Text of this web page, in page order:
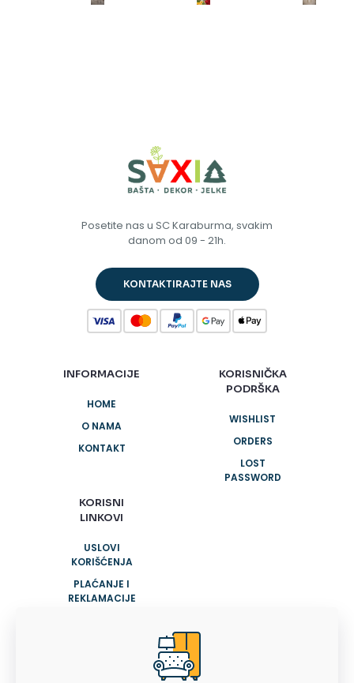
Posetite nas u SC Karaburma, svakim
danom od 09 - 21h.
KONTAKTIRAJTE NAS
INFORMACIJE
HOME
O NAMA
KONTAKT
KORISNI
LINKOVI
USLOVI
KORIŠĆENJA
PLAĆANJE I
REKLAMACIJE
KORISNIČKA
PODRŠKA
WISHLIST
ORDERS
LOST
PASSWORD